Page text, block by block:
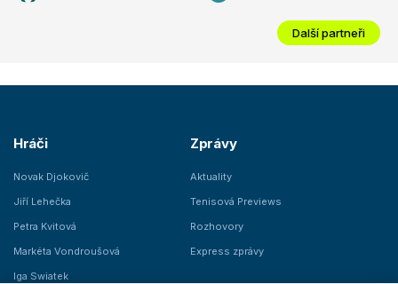
Další partneři
Hráči
Novak Djokovič
Jiří Lehečka
Petra Kvitová
Markéta Vondroušová
Iga Swiatek
Zprávy
Aktuality
Tenisová Previews
Rozhovory
Express zprávy